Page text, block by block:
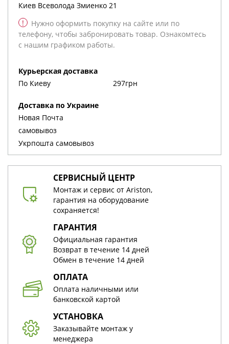
Киев Всеволода Змиенко 21
!
Нужно оформить покупку на сайте или по
телефону, чтобы забронировать товар. Ознакомтесь
с нашим графиком работы.
Курьерская доставка
По Киеву
297грн
Доставка по Украине
Новая Почта
cамовывоз
Укрпошта cамовывоз
СЕРВИСНЫЙ ЦЕНТР
Монтаж и сервис от Ariston,
гарантия на оборудование
сохраняется!
ГАРАНТИЯ
Официальная гарантия
Возврат в течение 14 дней
Обмен в течение 14 дней
ОПЛАТА
Оплата наличными или
банковской картой
УСТАНОВКА
Заказывайте монтаж у
менеджера